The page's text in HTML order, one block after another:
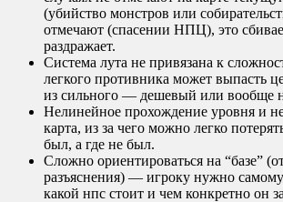
(убийство монстров или
отмечают (спасении НПЦ), это
раздражает.
Система лута не привязана к
легкого противника может выпасть
из сильного — дешевый или вообще
Нелинейное прохождение уровня и
карта, из за чего можно легко
был, а где не был.
Сложно ориентироваться на “базе”
разъяснения) — игроку нужно
какой нпс стоит и чем конкретно он